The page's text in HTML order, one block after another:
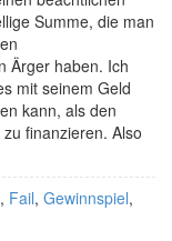
Summe, die man
Ärger haben. Ich
mit seinem Geld
kann, als den
finanzieren. Also
, Fail, Gewinnspiel,